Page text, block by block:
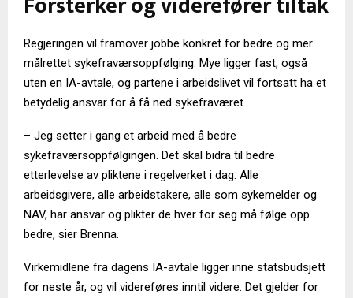
Regjeringen vil framover jobbe konkret for bedre og mer
målrettet sykefraværsoppfølging. Mye ligger fast, også
uten en IA-avtale, og partene i arbeidslivet vil fortsatt ha et
betydelig ansvar for å få ned sykefraværet.
– Jeg setter i gang et arbeid med å bedre
sykefraværsoppfølgingen. Det skal bidra til bedre
etterlevelse av pliktene i regelverket i dag. Alle
arbeidsgivere, alle arbeidstakere, alle som sykemelder og
NAV, har ansvar og plikter de hver for seg må følge opp
bedre, sier Brenna.
Virkemidlene fra dagens IA-avtale ligger inne statsbudsjett
for neste år, og vil videreføres inntil videre. Det gjelder for